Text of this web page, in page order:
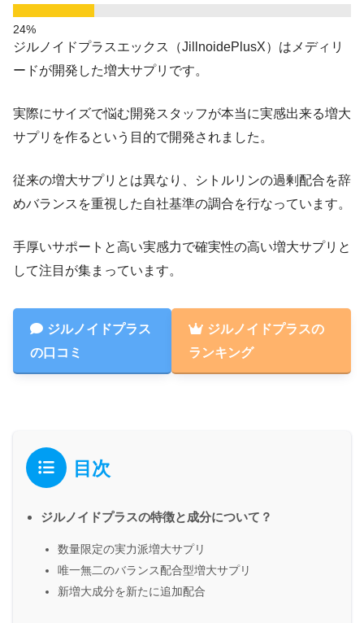
ジルノイドプラスエックス（JillnoidePlusX）はメディリ
ードが開発した増大サプリです。
実際にサイズで悩む開発スタッフが本当に実感出来る増大
サプリを作るという目的で開発されました。
従来の増大サプリとは異なり、シトルリンの過剰配合を辞
めバランスを重視した自社基準の調合を行なっています。
手厚いサポートと高い実感力で確実性の高い増大サプリと
して注目が集まっています。
ジルノイドプラス
の口コミ
ジルノイドプラスの
ランキング
目次
ジルノイドプラスの特徴と成分について？
数量限定の実力派増大サプリ
唯一無二のバランス配合型増大サプリ
新増大成分を新たに追加配合